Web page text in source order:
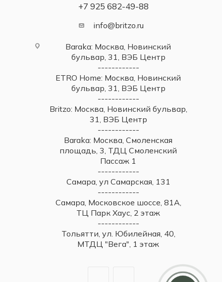
+7 925 682-49-88
info@britzo.ru
Baraka: Москва, Новинский
бульвар, 31, ВЭБ Центр
------------
ETRO Home: Москва, Новинский
бульвар, 31, ВЭБ Центр
------------
Britzo: Москва, Новинский бульвар,
31, ВЭБ Центр
------------
Baraka: Москва, Смоленская
площадь, 3, ТДЦ Смоленский
Пассаж 1
------------
Самара, ул Самарская, 131
------------
Самара, Московское шоссе, 81А,
ТЦ Парк Хаус, 2 этаж
------------
Тольятти, ул. Юбилейная, 40,
МТДЦ "Вега", 1 этаж